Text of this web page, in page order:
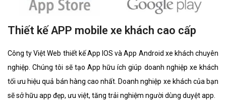
Thiết kế APP mobile xe khách cao cấp
Công ty Việt Web thiết kế App IOS và App Android xe khách chuyên
nghiệp. Chúng tôi sẽ tạo App hữu ích giúp doanh nghiệp xe khách
tối ưu hiệu quả bán hàng cao nhất. Doanh nghiệp xe khách của bạn
sẽ sở hữu app đẹp, ưu việt, tăng trải nghiệm người dùng duyệt app.